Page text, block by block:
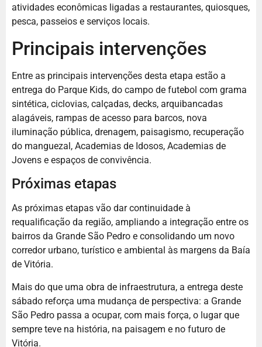
atividades econômicas ligadas a restaurantes, quiosques,
pesca, passeios e serviços locais.
Principais intervenções
Entre as principais intervenções desta etapa estão a
entrega do Parque Kids, do campo de futebol com grama
sintética, ciclovias, calçadas, decks, arquibancadas
alagáveis, rampas de acesso para barcos, nova
iluminação pública, drenagem, paisagismo, recuperação
do manguezal, Academias de Idosos, Academias de
Jovens e espaços de convivência.
Próximas etapas
As próximas etapas vão dar continuidade à
requalificação da região, ampliando a integração entre os
bairros da Grande São Pedro e consolidando um novo
corredor urbano, turístico e ambiental às margens da Baía
de Vitória.
Mais do que uma obra de infraestrutura, a entrega deste
sábado reforça uma mudança de perspectiva: a Grande
São Pedro passa a ocupar, com mais força, o lugar que
sempre teve na história, na paisagem e no futuro de
Vitória.